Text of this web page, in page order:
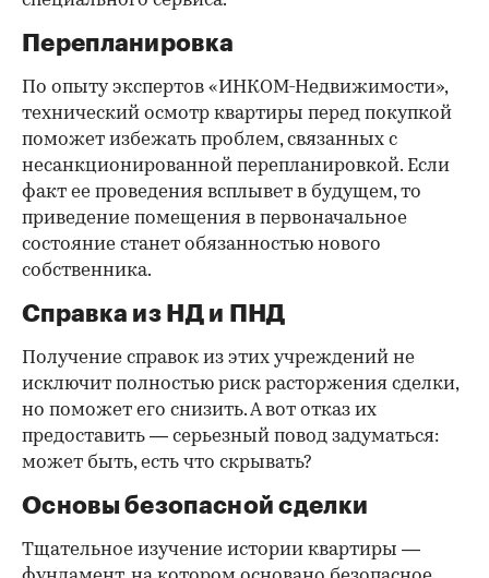
Перепланировка
По опыту экспертов «ИНКОМ-Недвижимости»,
технический осмотр квартиры перед покупкой
поможет избежать проблем, связанных с
несанкционированной перепланировкой. Если
факт ее проведения всплывет в будущем, то
приведение помещения в первоначальное
состояние станет обязанностью нового
собственника.
Справка из НД и ПНД
Получение справок из этих учреждений не
исключит полностью риск расторжения сделки,
но поможет его снизить. А вот отказ их
предоставить — серьезный повод задуматься:
может быть, есть что скрывать?
Основы безопасной сделки
Тщательное изучение истории квартиры —